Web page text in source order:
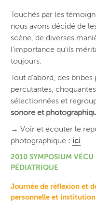
Touchés par les
nous avons décidé de
scène, de diverses
l’importance qu’ils
toujours.
Tout d’abord, des
percutantes,
sélectionnées et
sonore et
→ Voir et écouter le
photographique : ici
2010 SYMPOSIUM VÉCU
PÉDIATRIQUE
Journée de réflexion et
personnelle et